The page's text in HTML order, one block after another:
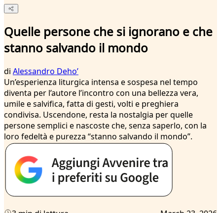
Quelle persone che si ignorano e che
stanno salvando il mondo
di Alessandro Dehoʼ
Un’esperienza liturgica intensa e sospesa nel tempo
diventa per l’autore l’incontro con una bellezza vera,
umile e salvifica, fatta di gesti, volti e preghiera
condivisa. Uscendone, resta la nostalgia per quelle
persone semplici e nascoste che, senza saperlo, con la
loro fedeltà e purezza “stanno salvando il mondo”.